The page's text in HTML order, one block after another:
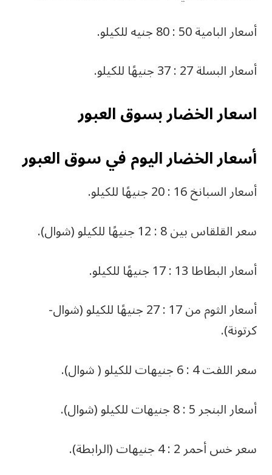
أسعار البامية 50 : 80 جنيه للكيلو.
أسعار البسلة 27 : 37 جنيهًا للكيلو.
اسعار الخضار بسوق العبور
أسعار الخضار اليوم في سوق العبور
أسعار السبانخ 16 : 20 جنيهًا للكيلو.
سعر القلقاس بين 8 : 12 جنيهًا للكيلو (شوال).
أسعار البطاطا 13 : 17 جنيهًا للكيلو.
أسعار الثوم من 17 : 27 جنيهًا للكيلو (شوال-
كرتونة).
سعر اللفت 4 : 6 جنيهات للكيلو ( شوال).
أسعار البنجر 5 : 8 جنيهات للكيلو (شوال).
سعر خس أحمر 2 : 4 جنيهات (الرابطة).